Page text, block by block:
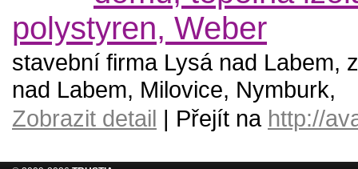
polystyren, Weber
stavební firma Lysá nad Labem,
nad Labem, Milovice, Nymburk,
Zobrazit detail | Přejít na http://